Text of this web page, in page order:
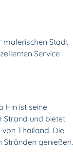
malerischen Stadt
Service
Hin ist seine
Strand und bietet
Thailand. Die
Stränden genießen.